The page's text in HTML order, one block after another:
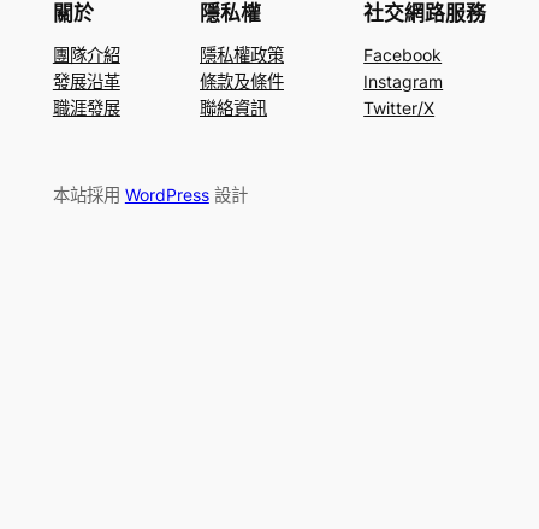
關於
團隊介紹
發展沿革
職涯發展
隱私權
隱私權政策
條款及條件
聯絡資訊
社交網路服務
Facebook
Instagram
Twitter/X
本站採用 WordPress設計